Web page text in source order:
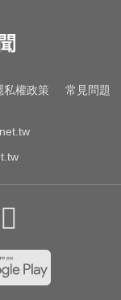
戶
婚
私權政策 常見問題